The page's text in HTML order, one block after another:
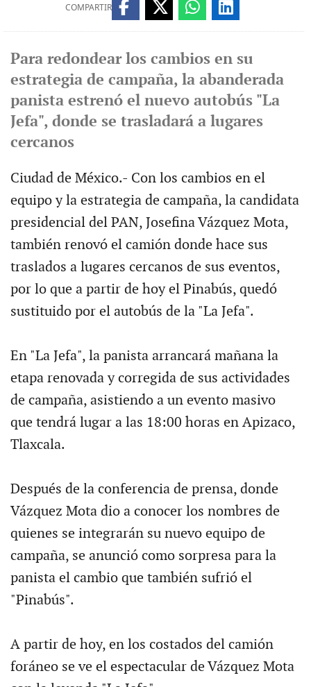
COMPARTIR
Para redondear los cambios en su
estrategia de campaña, la abanderada
panista estrenó el nuevo autobús "La
Jefa", donde se trasladará a lugares
cercanos
Ciudad de México.- Con los cambios en el
equipo y la estrategia de campaña, la candidata
presidencial del PAN, Josefina Vázquez Mota,
también renovó el camión donde hace sus
traslados a lugares cercanos de sus eventos,
por lo que a partir de hoy el Pinabús, quedó
sustituido por el autobús de la "La Jefa".
En "La Jefa", la panista arrancará mañana la
etapa renovada y corregida de sus actividades
de campaña, asistiendo a un evento masivo
que tendrá lugar a las 18:00 horas en Apizaco,
Tlaxcala.
Después de la conferencia de prensa, donde
Vázquez Mota dio a conocer los nombres de
quienes se integrarán su nuevo equipo de
campaña, se anunció como sorpresa para la
panista el cambio que también sufrió el
"Pinabús".
A partir de hoy, en los costados del camión
foráneo se ve el espectacular de Vázquez Mota